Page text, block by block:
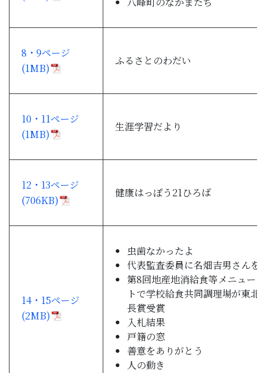
8・9ページ
(1MB)
ふるさとのわだい
10・11ページ
(1MB)
生涯学習だより
12・13ページ
(706KB)
健康はっぽう21ひろば
14・15ページ
(2MB)
虫歯なかったよ
代表監査委員に名畑吉男さんを
第8回地産地消給食等メニュー
トで学校給食共同調理場が東北
長賞受賞
入札結果
戸籍の窓
善意をありがとう
人の動き